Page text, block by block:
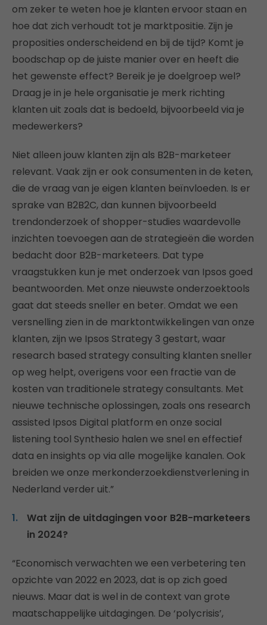
om zeker te weten hoe je klanten ervoor staan en
hoe dat zich verhoudt tot je marktpositie. Zijn je
proposities onderscheidend en bij de tijd? Komt je
boodschap op de juiste manier over en heeft die
het gewenste effect? Bereik je je doelgroep wel?
Draag je in je hele organisatie je merk richting
klanten uit zoals dat is bedoeld, bijvoorbeeld via je
medewerkers?
Niet alleen jouw klanten zijn als B2B-marketeer
relevant. Vaak zijn er ook consumenten in de keten,
die de vraag van je eigen klanten beïnvloeden. Is er
sprake van B2B2C, dan kunnen bijvoorbeeld
trendonderzoek of shopper-studies waardevolle
inzichten toevoegen aan de strategieën die worden
bedacht door B2B-marketeers. Dat type
vraagstukken kun je met onderzoek van Ipsos goed
beantwoorden. Met onze nieuwste onderzoektools
gaat dat steeds sneller en beter. Omdat we een
versnelling zien in de marktontwikkelingen van onze
klanten, zijn we Ipsos Strategy 3 gestart, waar
research based strategy consulting klanten sneller
op weg helpt, overigens voor een fractie van de
kosten van traditionele strategy consultants. Met
nieuwe technische oplossingen, zoals ons research
assisted Ipsos Digital platform en onze social
listening tool Synthesio halen we snel en effectief
data en insights op via alle mogelijke kanalen. Ook
breiden we onze merkonderzoekdienstverlening in
Nederland verder uit.”
Wat zijn de uitdagingen voor B2B-marketeers
in 2024?
“Economisch verwachten we een verbetering ten
opzichte van 2022 en 2023, dat is op zich goed
nieuws. Maar dat is wel in de context van grote
maatschappelijke uitdagingen. De ‘polycrisis’,